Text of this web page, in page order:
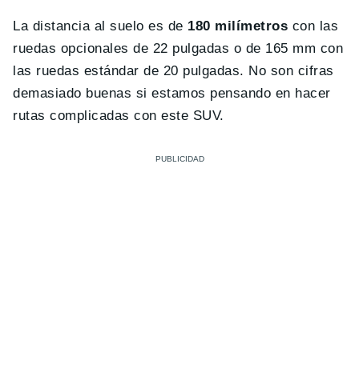
La distancia al suelo es de 180 milímetros con las
ruedas opcionales de 22 pulgadas o de 165 mm con
las ruedas estándar de 20 pulgadas. No son cifras
demasiado buenas si estamos pensando en hacer
rutas complicadas con este SUV.